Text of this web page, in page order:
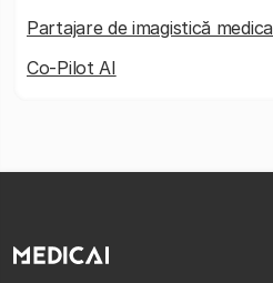
Partajare de imagistică
Co-Pilot AI